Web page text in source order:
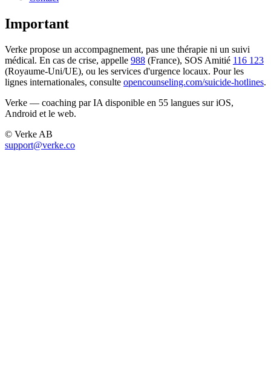
Important
Verke propose un accompagnement, pas une thérapie ni un suivi
médical. En cas de crise, appelle 988 (France), SOS Amitié 116 123
(Royaume-Uni/UE), ou les services d'urgence locaux. Pour les
lignes internationales, consulte opencounseling.com/suicide-hotlines.
Verke — coaching par IA disponible en 55 langues sur iOS,
Android et le web.
© Verke AB
support@verke.co